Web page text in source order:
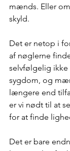
mænds. Eller
skyld.
Det er netop i
af nøglerne
selvfølgelig ikke
sygdom, og
længere end
er vi nødt til at
for at finde
Det er bare